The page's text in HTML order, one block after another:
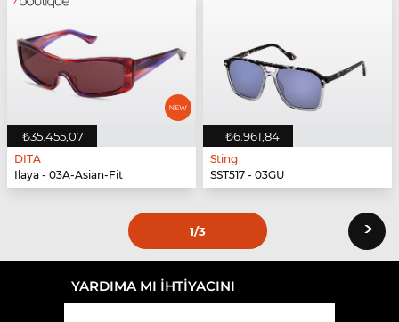
₺35.455,07
DITA
Ilaya - 03A-Asian-Fit
₺6.961,84
Sting
SST517 - 03GU
1/3 ›
YARDIMA MI IHTIYACINI